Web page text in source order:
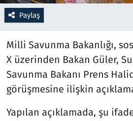
Paylaş
Milli Savunma Bakanlığı,
X üzerinden Bakan Güler,
Savunma Bakanı Prens
görüşmesine ilişkin
Yapılan açıklamada, şu
Sağlık
Seçim 2023
Spor
Teknoloji ve Bilim